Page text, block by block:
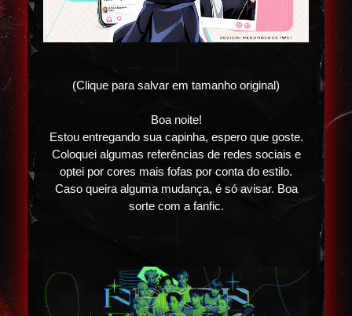
(Clique para salvar em tamanho original)
Boa noite!
Estou entregando sua capinha, espero que goste.
Coloquei algumas referências de redes sociais e
optei por cores mais fofas por conta do estilo.
Caso queira alguma mudança, é só avisar. Boa
sorte com a fanfic.